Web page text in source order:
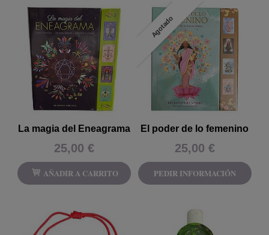
La magia del Eneagrama
25,00 €
AÑADIR A CARRITO
Agotado
El poder de lo femenino
25,00 €
PEDIR INFORMACIÓN